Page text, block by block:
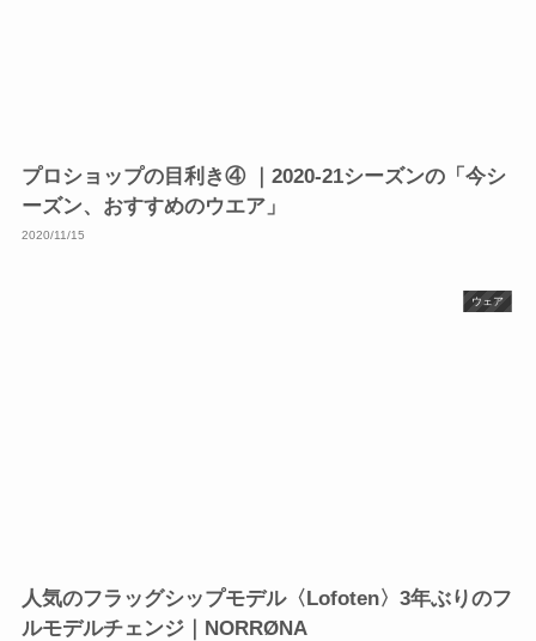
プロショップの目利き④ ｜2020-21シーズンの「今シ
ーズン、おすすめのウエア」
2020/11/15
ウェア
人気のフラッグシップモデル〈Lofoten〉3年ぶりのフ
ルモデルチェンジ｜NORRØNA